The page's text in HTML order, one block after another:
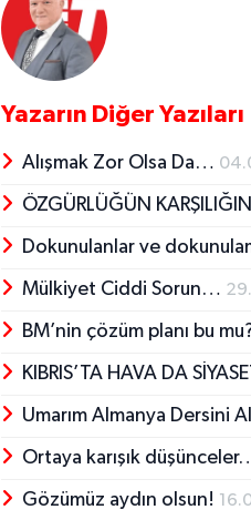
Yazarın Diğer Yazıları
Alışmak Zor Olsa Da…
ÖZGÜRLÜĞÜN
Dokunulanlar ve
Mülkiyet Ciddi Sorun…
BM’nin çözüm planı bu
KIBRIS’TA HAVA DA
Umarım Almanya Dersini
Ortaya karışık
Gözümüz aydın olsun!